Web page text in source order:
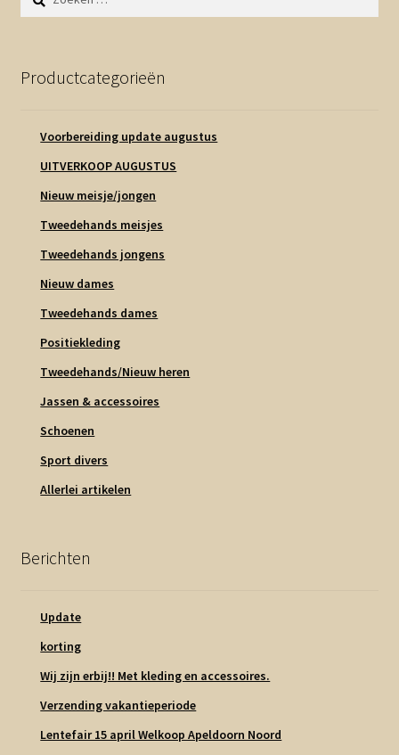
naar:
Productcategorieën
Voorbereiding update augustus
UITVERKOOP AUGUSTUS
Nieuw meisje/jongen
Tweedehands meisjes
Tweedehands jongens
Nieuw dames
Tweedehands dames
Positiekleding
Tweedehands/Nieuw heren
Jassen & accessoires
Schoenen
Sport divers
Allerlei artikelen
Berichten
Update
korting
Wij zijn erbij!! Met kleding en accessoires.
Verzending vakantieperiode
Lentefair 15 april Welkoop Apeldoorn Noord